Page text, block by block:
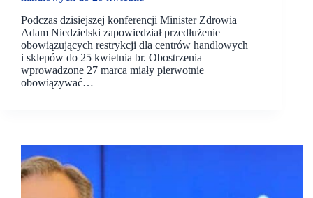
Podczas dzisiejszej konferencji Minister Zdrowia
Adam Niedzielski zapowiedział przedłużenie
obowiązujących restrykcji dla centrów handlowych
i sklepów do 25 kwietnia br. Obostrzenia
wprowadzone 27 marca miały pierwotnie
obowiązywać…